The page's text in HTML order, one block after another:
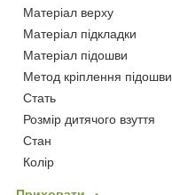
Матеріал верху
Матеріал підкладки
Матеріал підошви
Метод кріплення підошви
Стать
Розмір дитячого взуття
Стан
Колір